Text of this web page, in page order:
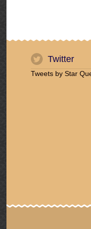
Twitter
Tweets by Star